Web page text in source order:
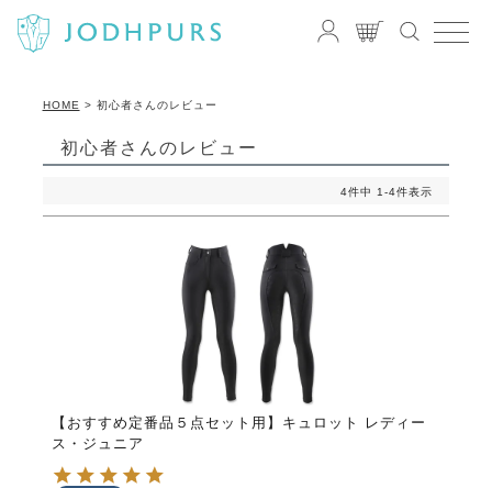
HOME 初心者さんのレビュー
初心者さんのレビュー
4件中 1-4件表示
【おすすめ定番品５点セット用】キュロット レディー
ス・ジュニア